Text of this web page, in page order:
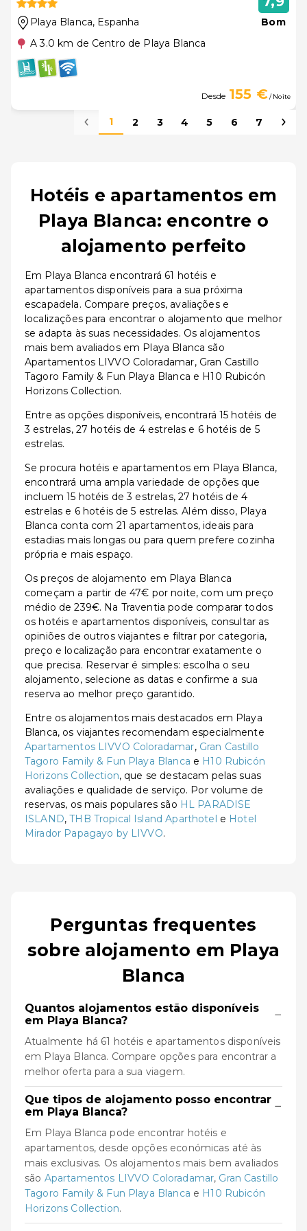
Playa Blanca, Espanha
A 3.0 km de Centro de Playa Blanca
Bom
Desde 155 €/ Noite
1 2 3 4 5 6 7
Hotéis e apartamentos em
Playa Blanca: encontre o
alojamento perfeito
Em Playa Blanca encontrará 61 hotéis e
apartamentos disponíveis para a sua próxima
escapadela. Compare preços, avaliações e
localizações para encontrar o alojamento que melhor
se adapta às suas necessidades. Os alojamentos
mais bem avaliados em Playa Blanca são
Apartamentos LIVVO Coloradamar, Gran Castillo
Tagoro Family & Fun Playa Blanca e H10 Rubicón
Horizons Collection.
Entre as opções disponíveis, encontrará 15 hotéis de
3 estrelas, 27 hotéis de 4 estrelas e 6 hotéis de 5
estrelas.
Se procura hotéis e apartamentos em Playa Blanca,
encontrará uma ampla variedade de opções que
incluem 15 hotéis de 3 estrelas, 27 hotéis de 4
estrelas e 6 hotéis de 5 estrelas. Além disso, Playa
Blanca conta com 21 apartamentos, ideais para
estadias mais longas ou para quem prefere cozinha
própria e mais espaço.
Os preços de alojamento em Playa Blanca
começam a partir de 47€ por noite, com um preço
médio de 239€. Na Traventia pode comparar todos
os hotéis e apartamentos disponíveis, consultar as
opiniões de outros viajantes e filtrar por categoria,
preço e localização para encontrar exatamente o
que precisa. Reservar é simples: escolha o seu
alojamento, selecione as datas e confirme a sua
reserva ao melhor preço garantido.
Entre os alojamentos mais destacados em Playa
Blanca, os viajantes recomendam especialmente
Apartamentos LIVVO Coloradamar, Gran Castillo
Tagoro Family & Fun Playa Blanca e H10 Rubicón
Horizons Collection, que se destacam pelas suas
avaliações e qualidade de serviço. Por volume de
reservas, os mais populares são HL PARADISE
ISLAND,THB Tropical Island Aparthotel e Hotel
Mirador Papagayo by LIVVO.
Perguntas frequentes
sobre alojamento em Playa
Blanca
Quantos alojamentos estão disponíveis
em Playa Blanca?
−
Atualmente há 61 hotéis e apartamentos disponíveis
em Playa Blanca. Compare opções para encontrar a
melhor oferta para a sua viagem.
Que tipos de alojamento posso encontrar
em Playa Blanca?
−
Em Playa Blanca pode encontrar hotéis e
apartamentos, desde opções económicas até às
mais exclusivas. Os alojamentos mais bem avaliados
são Apartamentos LIVVO Coloradamar, Gran Castillo
Tagoro Family & Fun Playa Blanca e H10 Rubicón
Horizons Collection.